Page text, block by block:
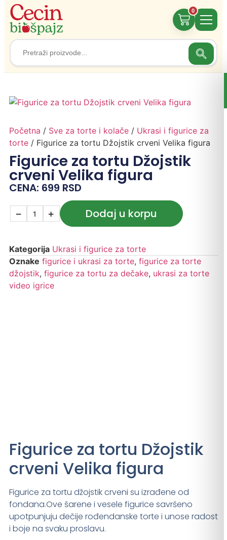
Search
for:
0
Početna / Sve za torte i kolače/ Ukrasi i figurice za
torte/ Figurice za tortu Džojstik crveni Velika figura
Figurice za tortu Džojstik
crveni Velika figura
CENA: 699 RSD
− + Dodaj u korpu
Kategorija Ukrasi i figurice za torte
Oznake figurice i ukrasi za torte, figurice za torte
džojstik, figurice za tortu za dečake, ukrasi za torte
video igrice
Figurice za tortu Džojstik
crveni Velika figura
Figurice za tortu džojstik crveni su izrađene od
fondana.Ove šarene i vesele figurice savršeno
upotpunjuju dečije rođendanske torte i unose radost
i boje na svaku proslavu.